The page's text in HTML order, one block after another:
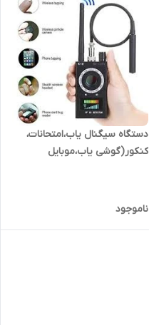
دستگاه سیگنال یاب،امتحانات،
کنکور(گوشی یاب،موبایل
ناموجود